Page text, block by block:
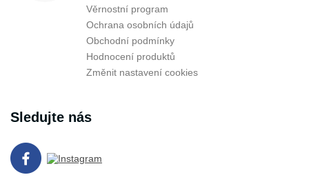
Věrnostní program
Ochrana osobních údajů
Obchodní podmínky
Hodnocení produktů
Změnit nastavení cookies
Sledujte nás